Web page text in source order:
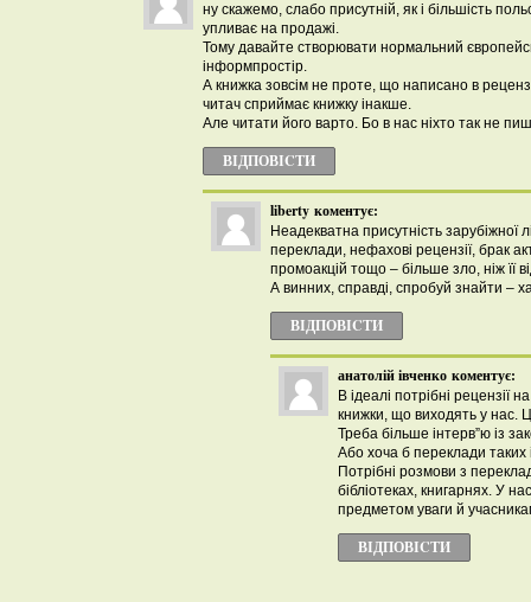
ну скажемо, слабо присутній, як і більшість
упливає на продажі.
Тому давайте створювати нормальний
інформпростір.
А книжка зовсім не проте, що написано в
читач сприймає книжку інакше.
Але читати його варто. Бо в нас ніхто так не
ВІДПОВІCТИ
liberty коментує:
Неадекватна присутність зарубіжної
переклади, нефахові рецензії, брак
промоакцій тощо – більше зло, ніж її
А винних, справді, спробуй знайти –
ВІДПОВІCТИ
анатолій івченко коментує:
В ідеалі потрібні рецензії
книжки, що виходять у нас.
Треба більше інтерв”ю із
Або хоча б переклади таких
Потрібні розмови з
бібліотеках, книгарнях. У
предметом уваги й
ВІДПОВІCТИ